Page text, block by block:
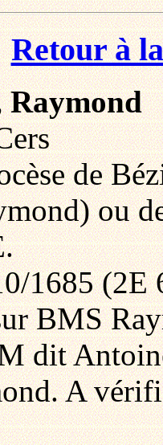
Retour à
de
ou
1685 (2E
BMS
dit
A